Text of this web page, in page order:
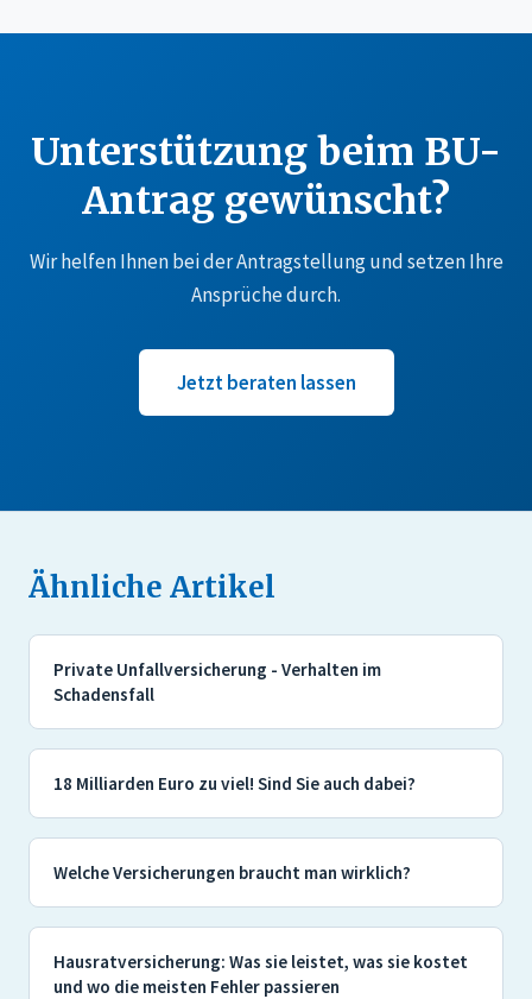
Unterstützung beim BU-
Antrag gewünscht?
Wir helfen Ihnen bei der Antragstellung und setzen Ihre
Ansprüche durch.
Jetzt beraten lassen
Ähnliche Artikel
Private Unfallversicherung - Verhalten im
Schadensfall
18 Milliarden Euro zu viel! Sind Sie auch dabei?
Welche Versicherungen braucht man wirklich?
Hausratversicherung: Was sie leistet, was sie kostet
und wo die meisten Fehler passieren